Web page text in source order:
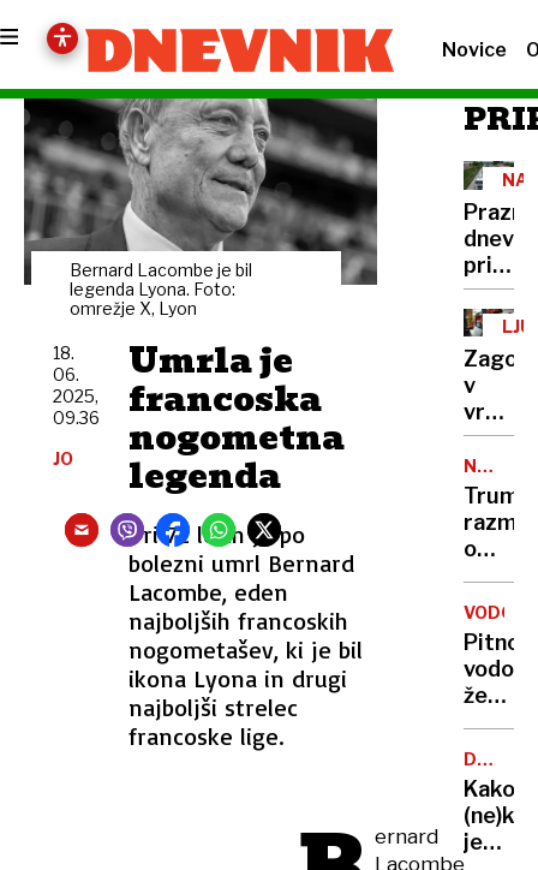
Novice
Bernard Lacombe je bil
legenda Lyona. Foto:
omrežje X, Lyon
Umrla je
francoska
nogometna
legenda
Pri 72 letih je po
bolezni umrl Bernard
Lacombe, eden
najboljših francoskih
nogometašev, ki je bil
ikona Lyona in drugi
najboljši strelec
francoske lige.
18.
06.
2025,
09.36
JO
ernard
Lacombe
dnevi
Kako
se
gneči
cestah
v
vrtcu
na
Viču,
ni
NOVI
NAPADI
Trump
o
napadu
na
Iran
Pitno
vodo
že
dva
v
DAVČNI
PRIMEŽ
Kako
je